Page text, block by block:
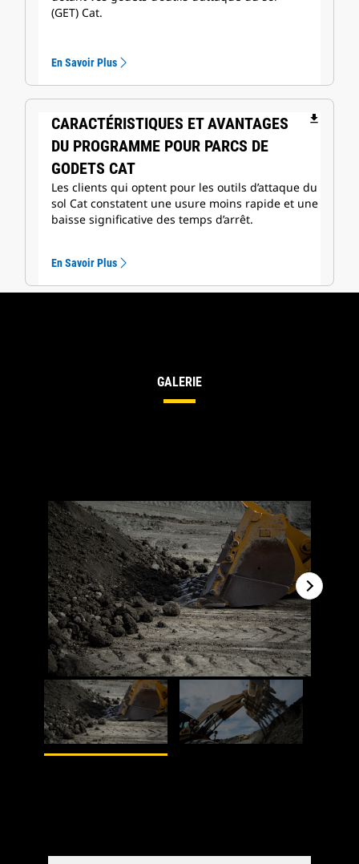
(GET) Cat.
En Savoir Plus
CARACTÉRISTIQUES ET AVANTAGES
DU PROGRAMME POUR PARCS DE
GODETS CAT
file_download
Les clients qui optent pour les outils d’attaque du
sol Cat constatent une usure moins rapide et une
baisse significative des temps d’arrêt.
En Savoir Plus
GALERIE